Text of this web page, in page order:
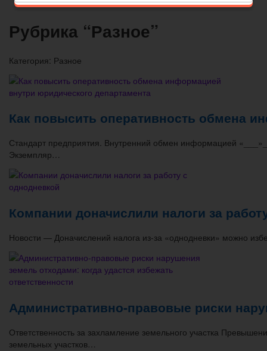
Рубрика “Разное”
Категория: Разное
Как повысить оперативность обмена
Стандарт предприятия. Внутренний обмен информацией
Экземпляр…
Компании доначислили налоги за
Новости — Доначислений налога из-за «однодневки» можно
Административно-правовые риски
Ответственность за захламление земельного участка
земельных участков…